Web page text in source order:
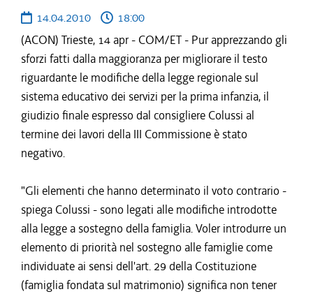
14.04.2010
18:00
(ACON) Trieste, 14 apr - COM/ET - Pur apprezzando gli
sforzi fatti dalla maggioranza per migliorare il testo
riguardante le modifiche della legge regionale sul
sistema educativo dei servizi per la prima infanzia, il
giudizio finale espresso dal consigliere Colussi al
termine dei lavori della III Commissione è stato
negativo.
"Gli elementi che hanno determinato il voto contrario -
spiega Colussi - sono legati alle modifiche introdotte
alla legge a sostegno della famiglia. Voler introdurre un
elemento di priorità nel sostegno alle famiglie come
individuate ai sensi dell'art. 29 della Costituzione
(famiglia fondata sul matrimonio) significa non tener